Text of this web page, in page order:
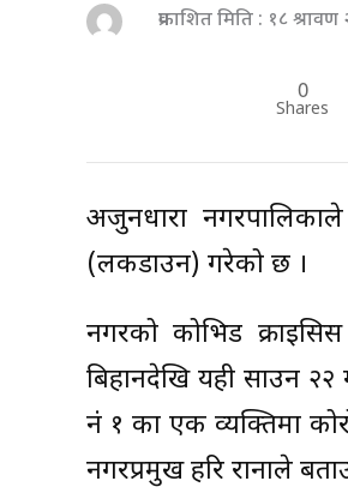
प्रकाशित मिति : १८
0
Shares
अर्जुनधारा
(लकडाउन) गरेको छ ।
नगरको कोभिड
बिहानदेखि यही साउन २२
नं १ का एक व्यक्तिमा
नगरप्रमुख हरि रानाले